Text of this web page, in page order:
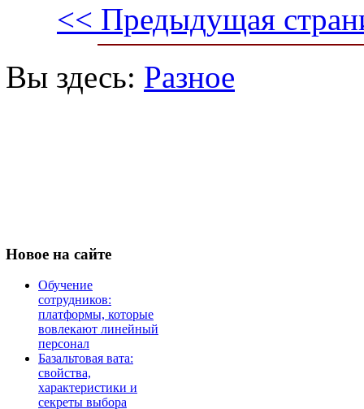
<< Предыдущая
Вы здесь: Разное
Новое на сайте
Обучение
сотрудников:
платформы, которые
вовлекают линейный
персонал
Базальтовая вата:
свойства,
характеристики и
секреты выбора